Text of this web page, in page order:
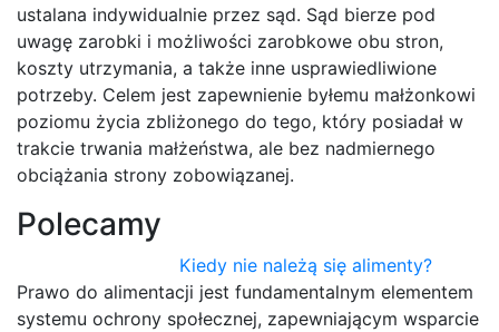
ustalana indywidualnie przez sąd. Sąd bierze pod
uwagę zarobki i możliwości zarobkowe obu stron,
koszty utrzymania, a także inne usprawiedliwione
potrzeby. Celem jest zapewnienie byłemu małżonkowi
poziomu życia zbliżonego do tego, który posiadał w
trakcie trwania małżeństwa, ale bez nadmiernego
obciążania strony zobowiązanej.
Polecamy
Kiedy nie należą się alimenty?
Prawo do alimentacji jest fundamentalnym elementem
systemu ochrony społecznej, zapewniającym wsparcie